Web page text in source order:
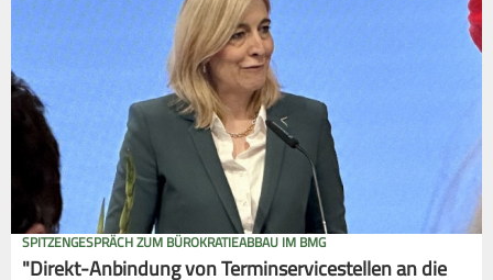
SPITZENGESPRÄCH ZUM BÜROKRATIEABBAU IM BMG
"Direkt-Anbindung von Terminservicestellen an die